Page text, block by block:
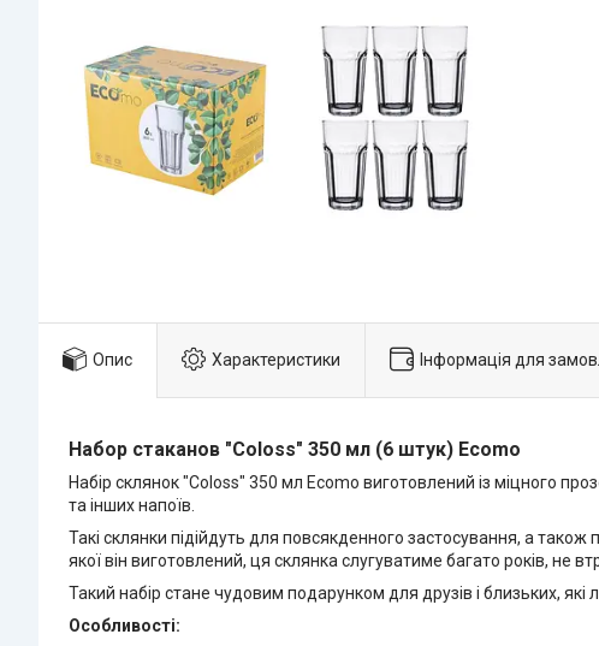
Опис Характеристики Інформація для
Набор стаканов "Coloss" 350 мл (6 штук) Ecomo
Набір склянок "Coloss" 350 мл Ecomo виготовлений із міцного
та інших напоїв.
Такі склянки підійдуть для повсякденного застосування, а також
якої він виготовлений, ця склянка слугуватиме багато років, не
Такий набір стане чудовим подарунком для друзів і близьких, які
Особливості: